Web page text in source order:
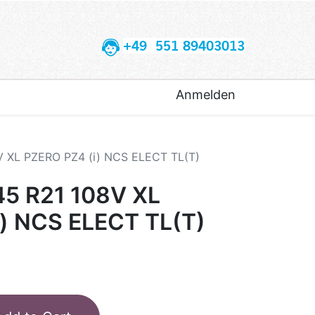
+49 551 89403013
Anmelden
XL PZERO PZ4 (i) NCS ELECT TL(T)
R21 108V XL
NCS ELECT TL(T)